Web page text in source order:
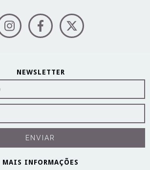
NEWSLETTER
MAIS INFORMAÇÕES